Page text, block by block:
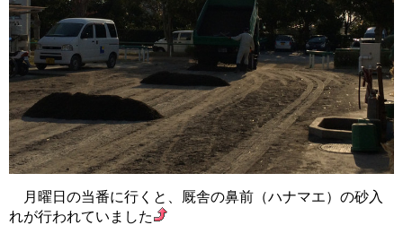
月曜日の当番に行くと、厩舎の鼻前（ハナマエ）の砂入
れが行われていました